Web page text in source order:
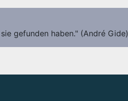
gefunden haben." (André Gide)